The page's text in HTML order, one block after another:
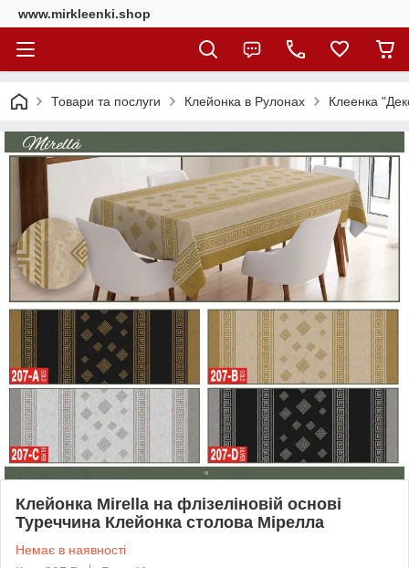
www.mirkleenki.shop
Товари та послуги Клейонка в Рулонах Клеенка
Клейонка Mirella на флізеліновій основі
Туреччина Клейонка столова Мірелла
Немає в наявності